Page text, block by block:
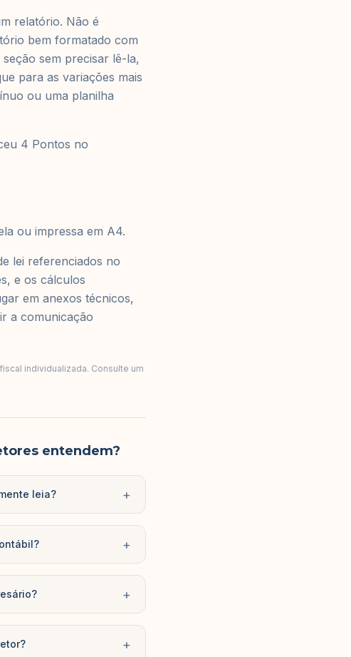
relatório. Não é
bem formatado com
sem precisar lê-la,
para as variações mais
ou uma planilha
4 Pontos no
ou impressa em A4.
lei referenciados no
e os cálculos
em anexos técnicos,
a comunicação
individualizada. Consulte um
entendem?
leia? +
+
+
+